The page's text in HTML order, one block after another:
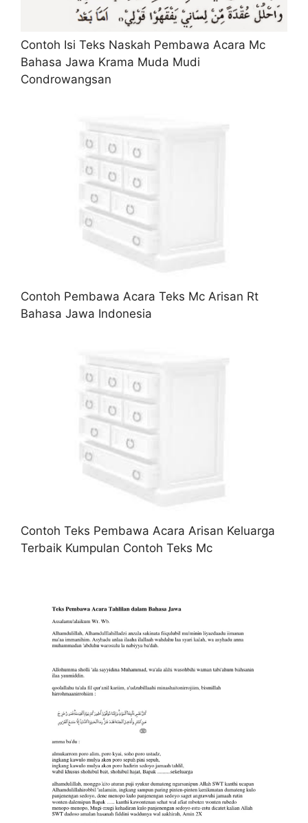
Contoh Isi Teks Naskah Pembawa Acara Mc
Bahasa Jawa Krama Muda Mudi
Condrowangsan
Contoh Pembawa Acara Teks Mc Arisan Rt
Bahasa Jawa Indonesia
Contoh Teks Pembawa Acara Arisan Keluarga
Terbaik Kumpulan Contoh Teks Mc